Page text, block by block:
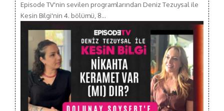
Episode TV'nin sevilen programlarından Deniz Tezuysal ile
Kesin Bilgi'nin 4. bölümü, 8…